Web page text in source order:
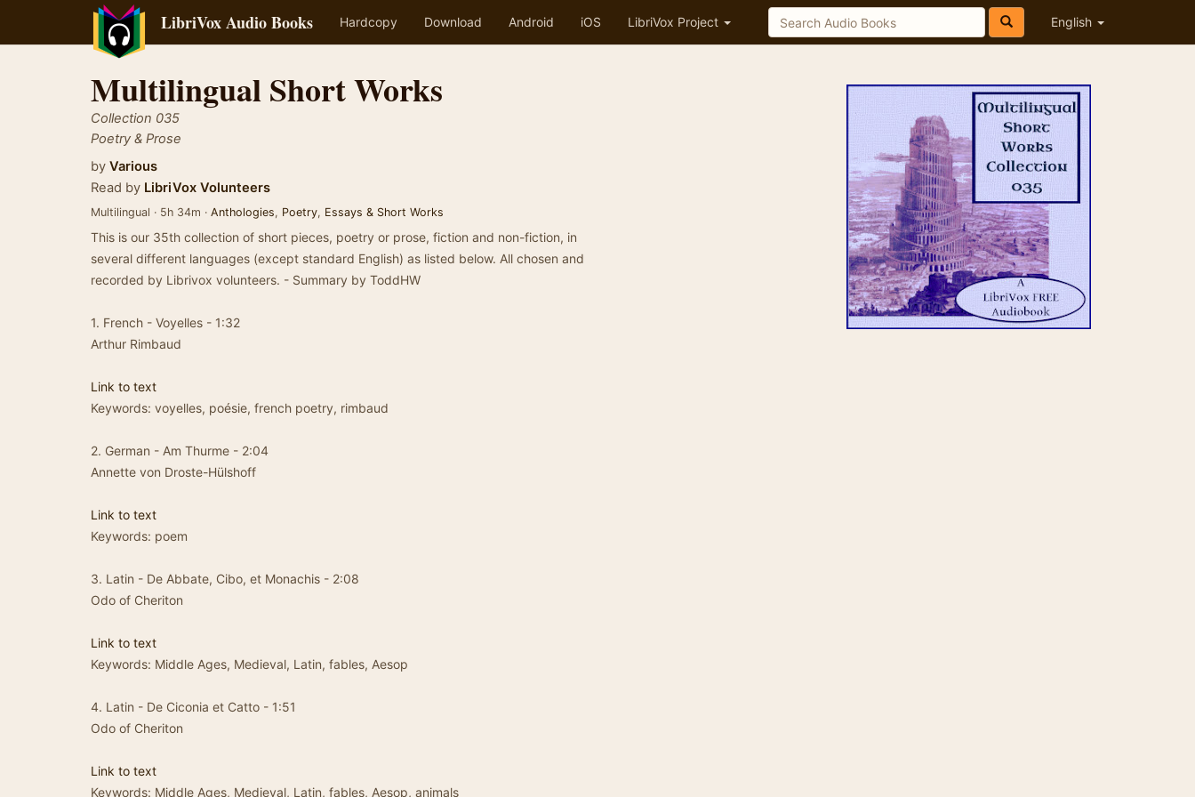
LibriVox Audio Books Hardcopy Download Android iOS LibriVox Project English
Multilingual Short Works
Collection 035
Poetry & Prose
by Various
Read by LibriVox Volunteers
Multilingual · 5h 34m · Anthologies, Poetry, Essays & Short Works
This is our 35th collection of short pieces, poetry or prose, fiction and non-fiction, in
several different languages (except standard English) as listed below. All chosen and
recorded by Librivox volunteers. - Summary by ToddHW
1. French - Voyelles - 1:32
Arthur Rimbaud
Link to text
Keywords: voyelles, poésie, french poetry, rimbaud
2. German - Am Thurme - 2:04
Annette von Droste-Hülshoff
Link to text
Keywords: poem
3. Latin - De Abbate, Cibo, et Monachis - 2:08
Odo of Cheriton
Link to text
Keywords: Middle Ages, Medieval, Latin, fables, Aesop
4. Latin - De Ciconia et Catto - 1:51
Odo of Cheriton
Link to text
Keywords: Middle Ages, Medieval, Latin, fables, Aesop, animals